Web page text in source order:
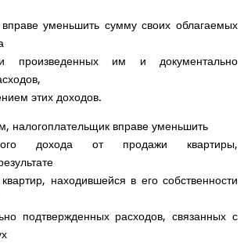
вправе уменьшить сумму своих облагаемых
произведенных им и документально
этих доходов.
налогоплательщик вправе уменьшить
дохода от продажи квартиры,
находившейся в его собственности
подтвержденных расходов, связанных с